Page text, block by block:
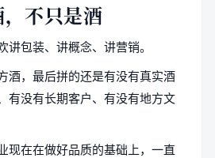
不只是酒
包装、讲概念、讲营销。
酒，最后拼的还是有没有真实酒
有没有长期客户、有没有地方文
现在在做好品质的基础上，一直